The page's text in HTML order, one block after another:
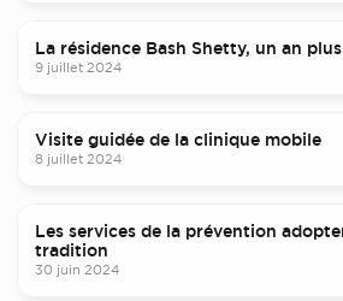
La résidence Bash Shetty, un an
9 juillet 2024
Visite guidée de la clinique mobile
8 juillet 2024
Les services de la prévention
tradition
30 juin 2024